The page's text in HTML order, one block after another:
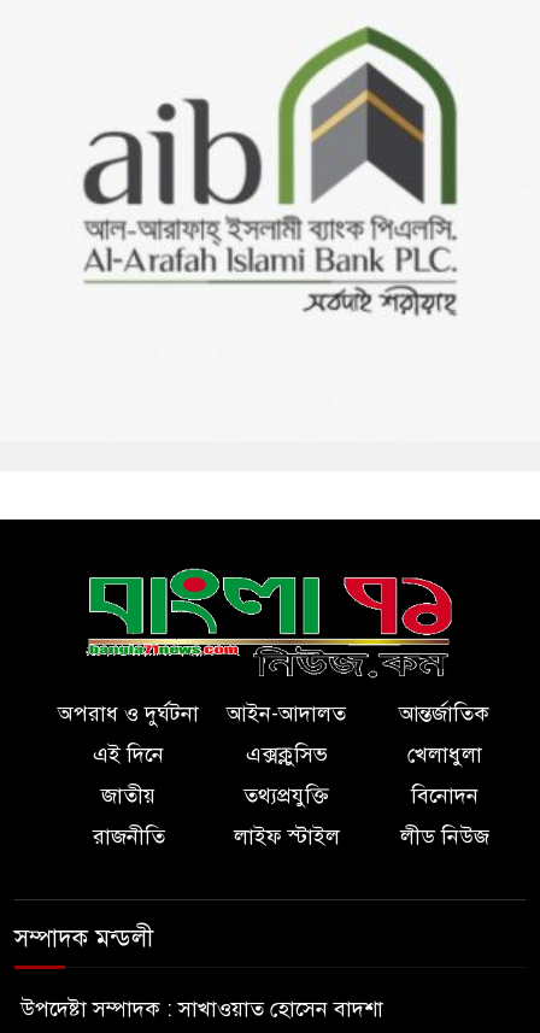
অপরাধ ও দুর্ঘটনা আইন-আদালত
আন্তর্জাতিক
এই দিনে
এক্সক্লুসিভ
খেলাধুলা
জাতীয়
তথ্যপ্রযুক্তি
বিনোদন
রাজনীতি
লাইফ স্টাইল লীড নিউজ
সম্পাদক মন্ডলী
উপদেষ্টা সম্পাদক : সাখাওয়াত হোসেন বাদশা